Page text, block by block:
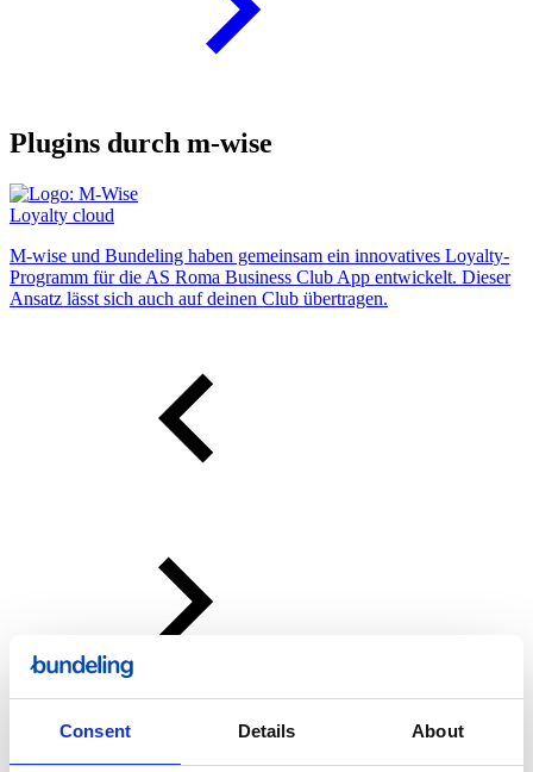
Consent Details About
Plugins durch m-wise
Loyalty cloud
M-wise und Bundeling haben gemeinsam ein innovatives Loyalty-
Programm für die AS Roma Business Club App entwickelt. Dieser
Ansatz lässt sich auch auf deinen Club übertragen.